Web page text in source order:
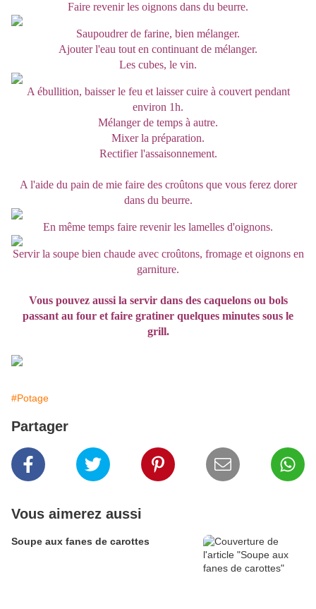
Faire revenir les oignons dans du beurre.
Saupoudrer de farine, bien mélanger.
Ajouter l'eau tout en continuant de mélanger.
Les cubes, le vin.
A ébullition, baisser le feu et laisser cuire à couvert pendant
environ 1h.
Mélanger de temps à autre.
Mixer la préparation.
Rectifier l'assaisonnement.
A l'aide du pain de mie faire des croûtons que vous ferez dorer
dans du beurre.
En même temps faire revenir les lamelles d'oignons.
Servir la soupe bien chaude avec croûtons, fromage et oignons en
garniture.
Vous pouvez aussi la servir dans des caquelons ou bols
passant au four et faire gratiner quelques minutes sous le
grill.
#Potage
Partager
Vous aimerez aussi
Soupe aux fanes de carottes